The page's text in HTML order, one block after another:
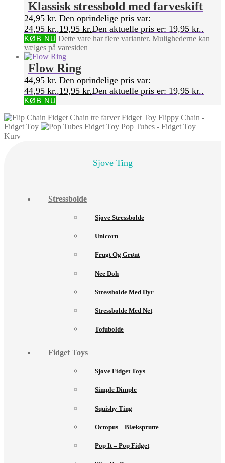
Klassisk stressbold med farveskift
24,95kr. Den oprindelige pris var:
24,95 kr..19,95 kr.Den aktuelle pris er: 19,95 kr..
KØB NU Dette vare har flere varianter. Mulighederne kan
vælges på varesiden
Flow Ring
44,95kr. Den oprindelige pris var:
44,95 kr..19,95 kr.Den aktuelle pris er: 19,95 kr..
KØB NU
Flippy Chain -
Fidget Toy
Pop Tubes - Fidget Toy
Kurv
Sjove Ting
Stressbolde
Sjove Stressbolde
Unicorn
Frugt Og Grønt
Nee Doh
Stressbolde Med Dyr
Stressbolde Med Net
Tofubolde
Fidget Toys
Sjove Fidget Toys
Simple Dimple
Squishy Ting
Octopus – Blæksprutte
Pop It – Pop Fidget